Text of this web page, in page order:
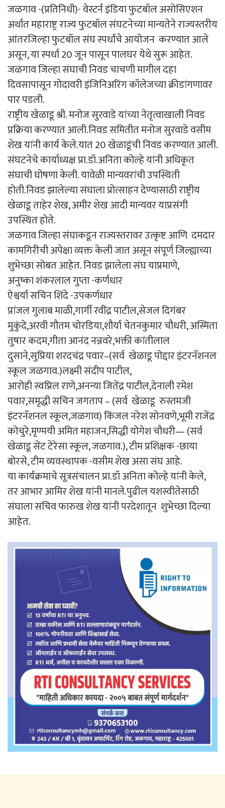
जळगाव -(प्रतिनिधी)- वेस्टर्न इंडिया फुटबॉल असोसिएशन
अर्थात महाराष्ट्र राज्य फुटबॉल संघटनेच्या मान्यतेने राज्यस्तरीय
आंतरजिल्हा फुटबॉल संघ स्पर्धांचे आयोजन करण्यात आले
असून, या स्पर्धा 20 जून पासून पालघर येथे सुरू आहेत.
जळगाव जिल्हा संघाची निवड चाचणी मागील दहा
दिवसापासून गोदावरी इंजिनिअरिंग कॉलेजच्या क्रीडांगणावर
पार पडली.
राष्ट्रीय खेळाडू श्री. मनोज सुरवाडे यांच्या नेतृत्वाखाली निवड
प्रक्रिया करण्यात आली.निवड समितीत मनोज सुरवाडे वसीम
शेख यांनी कार्य केले.यात 20 खेळाडूंची निवड करण्यात आली.
संघटनेचे कार्याध्यक्ष प्रा.डॉ.अनिता कोल्हे यांनी अधिकृत
संघाची घोषणा केली. यावेळी मान्यवरांची उपस्थिती
होती.निवड झालेल्या संघाला प्रोत्साहन देण्यासाठी राष्ट्रीय
खेळाडू ताहेर शेख, अमीर शेख आदी मान्यवर याप्रसंगी
उपस्थित होते.
जळगाव जिल्हा संघाकडून राज्यस्तरावर उत्कृष्ट आणि दमदार
कामगिरीची अपेक्षा व्यक्त केली जात असून संपूर्ण जिल्ह्याच्या
शुभेच्छा सोबत आहेत. निवड झालेला संघ याप्रमाणे,
अनुष्का शंकरलाल गुप्ता -कर्णधार
ऐश्वर्या सचिन शिंदे -उपकर्णधार
प्रांजल गुलाब माळी,गार्गी रवींद्र पाटील,सेजल दिगंबर
मुकुंदे,अरवी गौतम चोरडिया,शौर्या चेतनकुमार चौधरी, अस्मिता
तुषार कदम,गीता आनंद नन्नवरे,भक्ती कांतीलाल
दुसाने,सुप्रिया शरदचंद्र पवार–(सर्व खेळाडू पोद्दार इंटरनॅशनल
स्कूल जळगाव.)लक्ष्मी संदीप पाटील,
आरोही स्वप्निल राणे,अनन्या जितेंद्र पाटील,देनाली रमेश
पवार,समृद्धी सचिन जगताप – (सर्व खेळाडू रुस्तमजी
इंटरनॅशनल स्कूल,जळगाव) किंजल नरेश सोनवणे,भूमी राजेंद्र
कोचुरे,मृण्मयी अमित महाजन,सिद्धी योगेश चौधरी— (सर्व
खेळाडू सेंट टेरेसा स्कूल, जळगाव.), टीम प्रशिक्षक -छाया
बोरसे, टीम व्यवस्थापक -वसीम शेख असा संघ आहे.
या कार्यक्रमाचे सूत्रसंचालन प्रा.डॉ अनिता कोल्हे यांनी केले,
तर आभार आमिर शेख यांनी मानले.पुढील यशस्वीतेसाठी
संघाला सचिव फारुख शेख यांनी परदेशातून शुभेच्छा दिल्या
आहेत.